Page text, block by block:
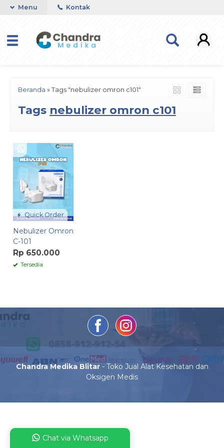
Menu Kontak
Beranda » Tags "nebulizer omron c101"
Tags nebulizer omron c101
Quick Order
Nebulizer Omron
C-101
Rp 650.000
Tersedia
Chandra Medika Blitar- Toko Jual Alat Kesehatan dan
Oksigen Medis
Chat via Whatsapp